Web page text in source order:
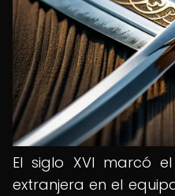
El siglo XVI marcó
extranjera en el